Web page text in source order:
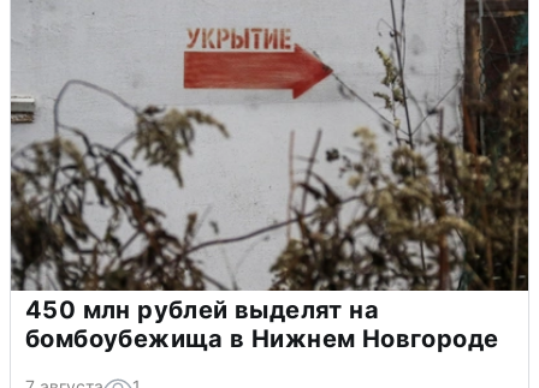
450 млн рублей выделят на
бомбоубежища в Нижнем Новгороде